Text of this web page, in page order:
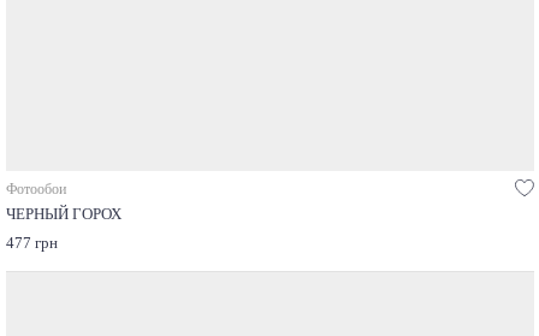
Фотообои
ЧЕРНЫЙ ГОРОХ
477 грн